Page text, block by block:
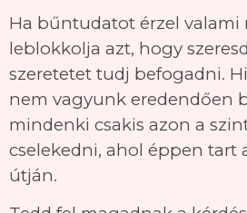
Ha bűntudatot érzel valami
leblokkolja azt, hogy
szeretetet tudj befogadni.
nem vagyunk eredendően
mindenki csakis azon a
cselekedni, ahol éppen tart
útján.